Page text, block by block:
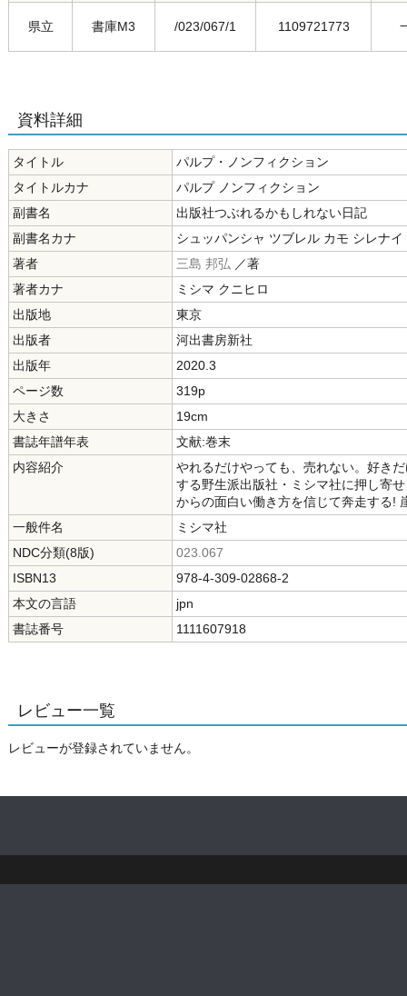
県立 書庫M3 /023/067/1 1109721773
資料詳細
タイトル
パルプ・ノンフィクション
タイトルカナ
パルプ ノンフィクション
副書名
出版社つぶれるかもしれない日記
副書名カナ
シュッパンシャ ツブレル カモ シレナイ
著者
三島 邦弘 ／著
著者カナ
ミシマ クニヒロ
出版地
東京
出版者
河出書房新社
出版年
2020.3
ページ数
319p
大きさ
19cm
書誌年譜年表
文献:巻末
内容紹介
やれるだけやっても、売れない。好き
する野生派出版社・ミシマ社に押し寄
からの面白い働き方を信じて奔走する!
一般件名
ミシマ社
NDC分類(8版)
023.067
ISBN13
978-4-309-02868-2
本文の言語
jpn
書誌番号
1111607918
レビュー一覧
レビューが登録されていません。